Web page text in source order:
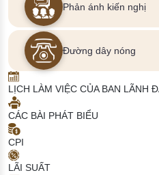
Phản ánh kiến nghị
Đường dây nóng
LỊCH LÀM VIỆC CỦA BAN LÃNH
CÁC BÀI PHÁT BIỂU
CPI
LÃI SUẤT